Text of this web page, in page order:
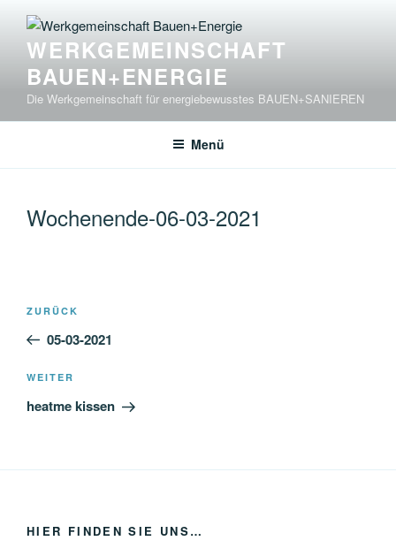
Inhalt
springenWERKGEMEINSCHAFT
BAUEN+ENERGIE
Die Werkgemeinschaft für energiebewusstes BAUEN+SANIEREN
Menü
Wochenende-06-03-2021
Beitragsnavigation
Vorheriger
Beitrag
ZURÜCK
05-03-2021
Nächster
Beitrag
WEITER
heatme kissen
HIER FINDEN SIE UNS…